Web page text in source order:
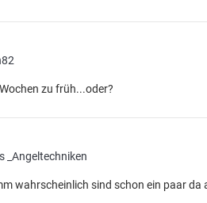
zu früh...oder?
_Angeltechniken
wahrscheinlich sind schon ein paar